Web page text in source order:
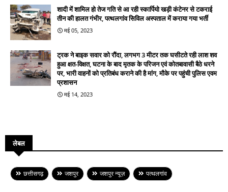
शादी में शामिल हो तेज गति से आ रही स्कार्पियो खड़ी कंटेनर से टकराई
तीन की हालत गंभीर, पत्थलगांव सिविल अस्पताल में कराया गया भर्ती
मई 05, 2023
ट्रक ने बाइक सवार को रौंदा, लगभग 3 मीटर तक घसीटते रही लाश शव
हुआ क्षत-विक्षत, घटना के बाद मृतक के परिजन एवं कोतबावासी बैठे धरने
पर, भारी वाहनों को प्रतिबंध कराने की है मांग, मौके पर पहुंची पुलिस एवम
प्रशासन
मई 14, 2023
लेबल
छत्तीसगढ़ जशपुर जशपुर न्यूज़ पत्थलगांव